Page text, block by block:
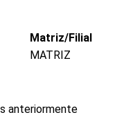
Matriz/Filial
MATRIZ
anteriormente